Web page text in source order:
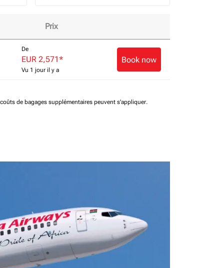
Prix
De
EUR 2,571*
Vu 1 jour il y a
Book now
de bagages supplémentaires peuvent s'appliquer.